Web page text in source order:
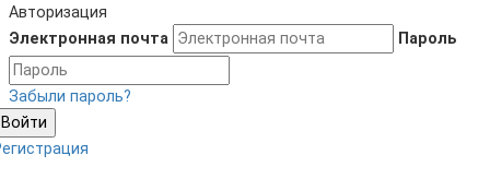
Авторизация
Электронная почта
Пароль
Забыли пароль?
Войти